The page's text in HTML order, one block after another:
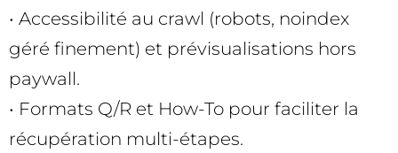
• Accessibilité au crawl (robots, noindex
géré finement) et prévisualisations hors
paywall.
• Formats Q/R et How-To pour faciliter la
récupération multi-étapes.